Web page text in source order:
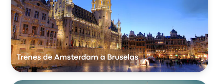
Trenes de Amsterdam a Bruselas